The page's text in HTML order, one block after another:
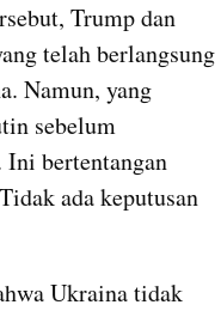
Trump dan
telah berlangsung
Namun, yang
sebelum
bertentangan
ada keputusan
Ukraina tidak